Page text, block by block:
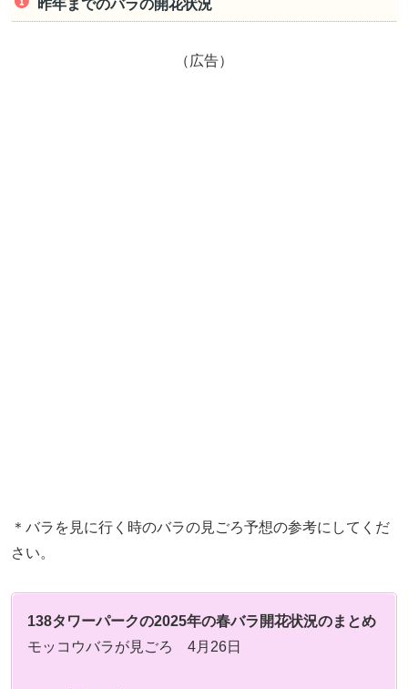
昨年までのバラの開花状況
（広告）
＊バラを見に行く時のバラの見ごろ予想の参考にしてくだ
さい。
138タワーパークの2025年の春バラ開花状況のまとめ
モッコウバラが見ごろ 4月26日